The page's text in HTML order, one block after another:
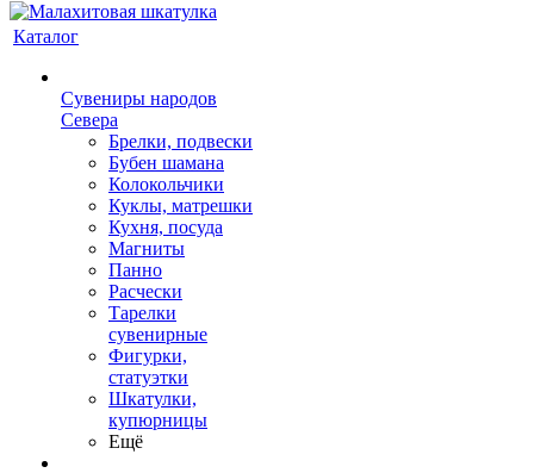
Каталог
Сувениры народов
Севера
Брелки, подвески
Бубен шамана
Колокольчики
Куклы, матрешки
Кухня, посуда
Магниты
Панно
Расчески
Тарелки
сувенирные
Фигурки,
статуэтки
Шкатулки,
купюрницы
Ещё